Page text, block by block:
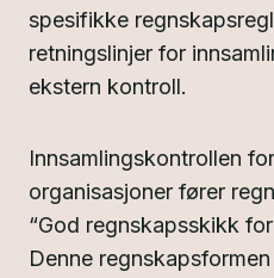
spesifikke
retningslinjer for
ekstern kontroll.
Innsamlingskontrollen
organisasjoner fører
“God regnskapsskikk
Denne